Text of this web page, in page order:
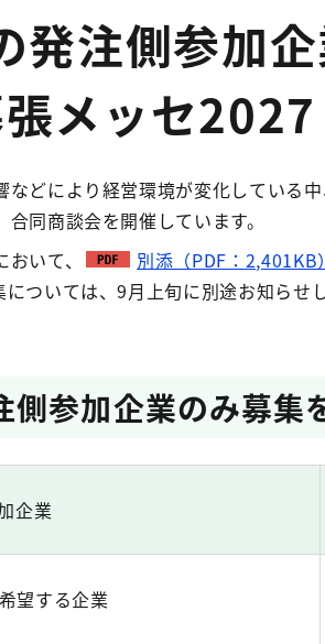
発注側参加
メッセ2027
どにより経営環境が変化している
同商談会を開催しています。
いて、
別添（PDF：2,401KB）
ついては、9月上旬に別途お知らせし
加企業のみ募集を
企業
望する企業